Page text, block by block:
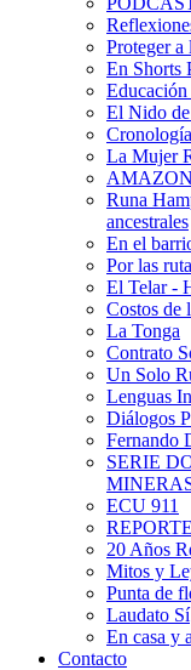
Proteger a
En Shorts
El Nido
La Mujer
Runa
ancestrales
En el
Por las
El Telar -
Costos de
La Tonga
Contrato
Un Solo
Lenguas
Diálogos
Fernando
SERIE
ECU 911
20 Años
Mitos y
Punta de
Laudato Sí
En casa y
Contacto